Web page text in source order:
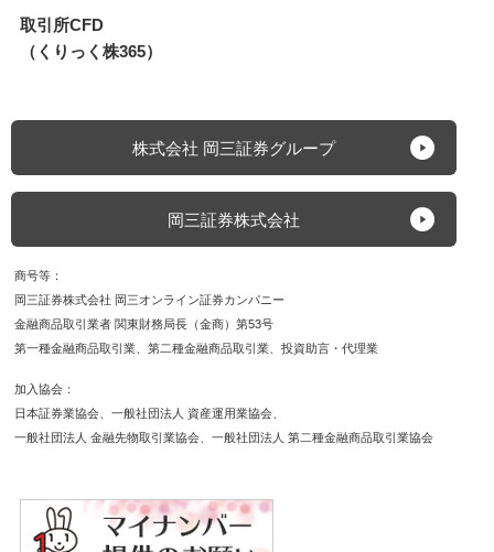
取引所CFD
（くりっく株365）
株式会社 岡三証券グループ
岡三証券株式会社
商号等
岡三証券株式会社 岡三オンライン証券カンパニー
金融商品取引業者 関東財務局長（金商）第53号
第一種金融商品取引業
第二種金融商品取引業 投資助言・代理業
加入協会
日本証券業協会
一般社団法人 資産運用業協会
一般社団法人 金融先物取引業協会
一般社団法人 第二種金融商品取引業協会